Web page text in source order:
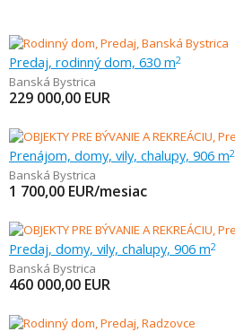
Predaj, rodinný dom, 630 m2
Banská Bystrica
229 000,00 EUR
Prenájom, domy, vily, chalupy, 906 m2
Banská Bystrica
1 700,00 EUR/mesiac
Predaj, domy, vily, chalupy, 906 m2
Banská Bystrica
460 000,00 EUR